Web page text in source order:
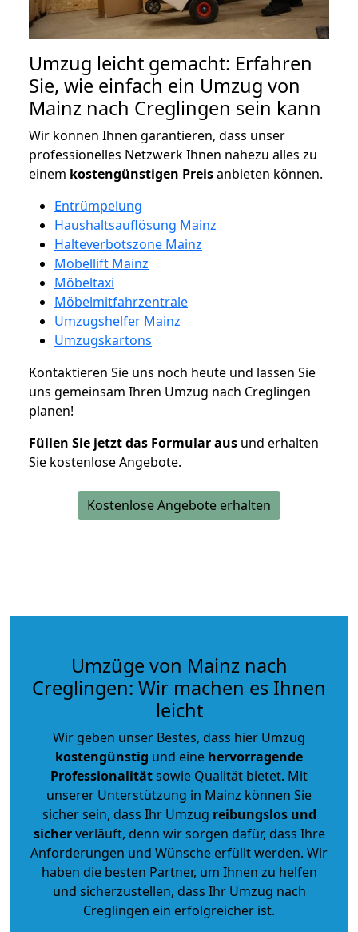
Umzug leicht gemacht: Erfahren
Sie, wie einfach ein Umzug von
Mainz nach Creglingen sein kann
Wir können Ihnen garantieren, dass unser
professionelles Netzwerk Ihnen nahezu alles zu
einem kostengünstigen Preisanbieten können.
Entrümpelung
Haushaltsauflösung Mainz
Halteverbotszone Mainz
Möbellift Mainz
Möbeltaxi
Möbelmitfahrzentrale
Umzugshelfer Mainz
Umzugskartons
Kontaktieren Sie uns noch heute und lassen Sie
uns gemeinsam Ihren Umzug nach Creglingen
planen!
Füllen Sie jetzt das Formular aus und erhalten
Sie kostenlose Angebote.
Kostenlose Angebote erhalten
Umzüge von Mainz nach
Creglingen: Wir machen es Ihnen
leicht
Wir geben unser Bestes, dass hier Umzug
kostengünstig und eine hervorragende
Professionalitätsowie Qualität bietet. Mit
unserer Unterstützung in Mainz können Sie
sicher sein, dass Ihr Umzug reibungslos und
sicherverläuft, denn wir sorgen dafür, dass Ihre
Anforderungen und Wünsche erfüllt werden. Wir
haben die besten Partner, um Ihnen zu helfen
und sicherzustellen, dass Ihr Umzug nach
Creglingen ein erfolgreicher ist.